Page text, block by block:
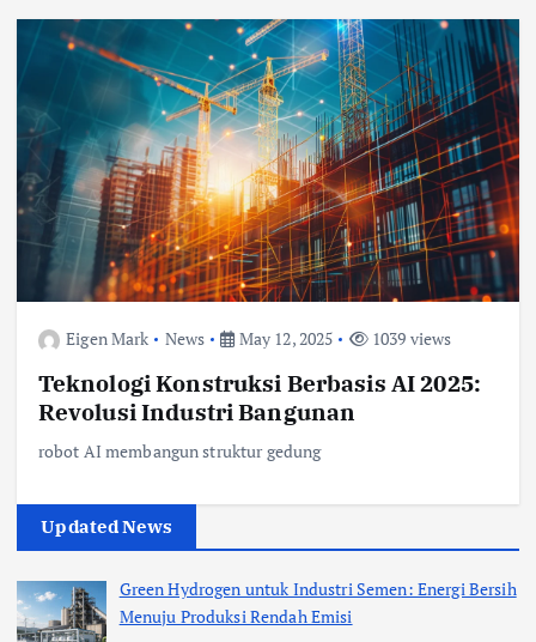
Eigen Mark News May 12, 2025 1039 views
Teknologi Konstruksi Berbasis AI 2025:
Revolusi Industri Bangunan
robot AI membangun struktur gedung
Updated News
Green Hydrogen untuk Industri Semen: Energi Bersih
Menuju Produksi Rendah Emisi